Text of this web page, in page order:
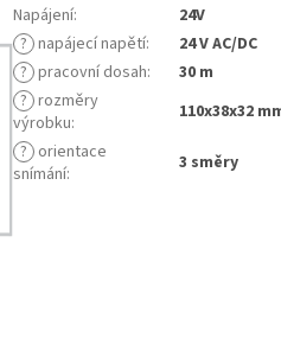
Napájení:
24V
? napájecí napětí:
24 V AC/DC
? pracovní dosah:
30 m
? rozměry
výrobku:
110x38x32
? orientace
snímání: 3 směry